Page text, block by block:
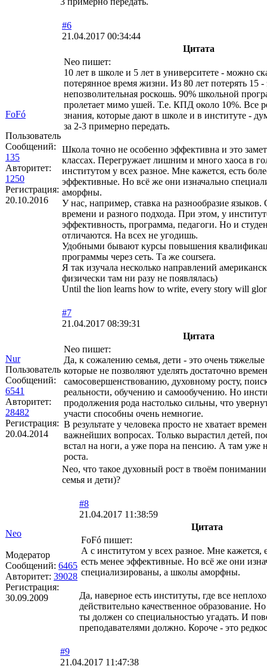
FoFó
Пользователь
Сообщений:
135
Авторитет:
1250
Регистрация:
20.10.2016
#6
21.04.2017 00:34:44
Цитата
Neo пишет:
10 лет в школе и 5 лет в университете - можно
потерянное время жизни. Из 80 лет потерять 15
непозволительная роскошь. 90% школьной
пролетает мимо ушей. Т.е. КПД около 10%. Все
знания, которые дают в школе и в институте -
за 2-3 примерно передать.
Школа точно не особенно эффективна и это
классах. Перегружает лишним и много хаоса в
институтом у всех разное. Мне кажется, есть
эффективные. Но всё же они изначально
аморфны.
У нас, например, ставка на разнообразие
времени и разного подхода. При этом, у
эффективность, программа, педагоги. Но и
отличаются. На всех не угодишь.
Удобными бывают курсы повышения
программы через сеть. Та же coursera.
Я так изучала несколько направлений
физически там ни разу не появлялась)
Until the lion learns how to write, every story will
Nur
Пользователь
Сообщений:
6541
Авторитет:
28482
Регистрация:
20.04.2014
#7
21.04.2017 08:39:31
Цитата
Neo пишет:
Да, к сожалению семья, дети - это очень
которые не позволяют уделять достаточно
самосовершенствованию, духовному росту,
реальности, обучению и самообучению. Но
продолжения рода настолько сильны, что
участи способны очень немногие.
В результате у человека просто не хватает
важнейших вопросах. Только вырастил детей,
встал на ноги, а уже пора на пенсию. А там уже
роста.
Neo, что такое духовный рост в твоём
семья и дети)?
Neo
Модератор
Сообщений: 6465
Авторитет: 39028
Регистрация:
30.09.2009
#8
21.04.2017 11:38:59
Цитата
FoFó пишет:
А с институтом у всех разное. Мне кажется,
есть менее эффективные. Но всё же они
специализированы, а школы аморфны.
Да, наверное есть институты, где все
действительно качественное образование.
ты должен со специальностью угадать. И
преподавателями должно. Короче - это
#9
21.04.2017 11:47:38